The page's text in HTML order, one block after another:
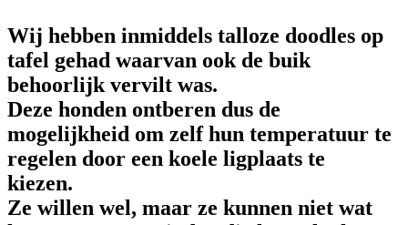
Wij hebben inmiddels talloze doodles op
tafel gehad waarvan ook de buik
behoorlijk vervilt was.
Deze honden ontberen dus de
mogelijkheid om zelf hun temperatuur te
regelen door een koele ligplaats te
kiezen.
Ze willen wel, maar ze kunnen niet wat